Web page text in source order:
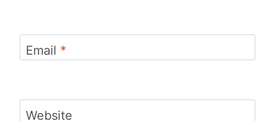
Email *
Website